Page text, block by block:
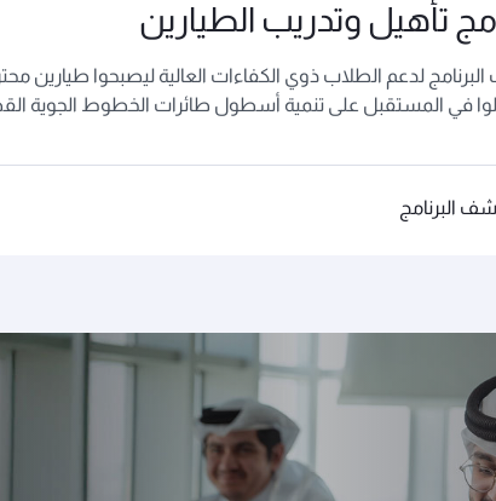
تأهيل وتدريب الطيارين
لدعم الطلاب ذوي الكفاءات العالية ليصبحوا طيارين
في المستقبل على تنمية أسطول طائرات الخطوط الجوية
البرنامج